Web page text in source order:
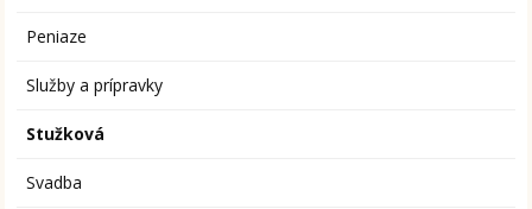
Peniaze
Služby a prípravky
Stužková
Svadba